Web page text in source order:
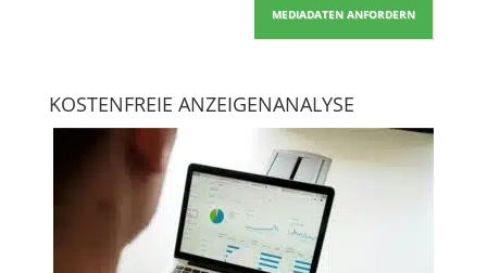
MEDIADATEN ANFORDERN
KOSTENFREIE ANZEIGENANALYSE